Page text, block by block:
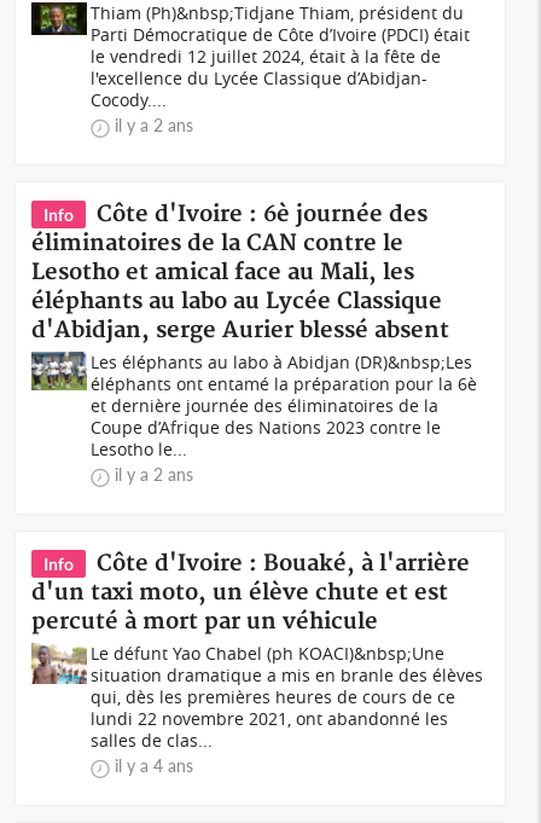
Thiam (Ph)&nbsp;Tidjane Thiam, président du
Parti Démocratique de Côte d’Ivoire (PDCI) était
le vendredi 12 juillet 2024, était à la fête de
l'excellence du Lycée Classique d’Abidjan-
Cocody....
il y a 2 ans
Info
Côte d'Ivoire : 6è journée des
éliminatoires de la CAN contre le
Lesotho et amical face au Mali, les
éléphants au labo au Lycée Classique
d'Abidjan, serge Aurier blessé absent
Les éléphants au labo à Abidjan (DR)&nbsp;Les
éléphants ont entamé la préparation pour la 6è
et dernière journée des éliminatoires de la
Coupe d’Afrique des Nations 2023 contre le
Lesotho le...
il y a 2 ans
Info
Côte d'Ivoire : Bouaké, à l'arrière
d'un taxi moto, un élève chute et est
percuté à mort par un véhicule
Le défunt Yao Chabel (ph KOACI)&nbsp;Une
situation dramatique a mis en branle des élèves
qui, dès les premières heures de cours de ce
lundi 22 novembre 2021, ont abandonné les
salles de clas...
il y a 4 ans